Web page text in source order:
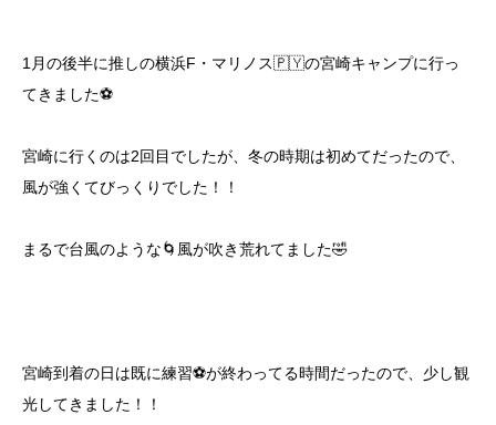
1月の後半に推しの横浜F・マリノス🇵🇾の宮崎キャンプに行っ
てきました⚽️
宮崎に行くのは2回目でしたが、冬の時期は初めてだったので、
風が強くてびっくりでした！！
まるで台風のような🌀風が吹き荒れてました🤣
宮崎到着の日は既に練習⚽️が終わってる時間だったので、少し観
光してきました！！